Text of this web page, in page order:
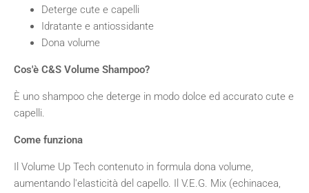
Deterge cute e capelli
Idratante e antiossidante
Dona volume
Cos'è C&S Volume Shampoo?
È uno shampoo che deterge in modo dolce ed accurato cute e
capelli.
Come funziona
Il Volume Up Tech contenuto in formula dona volume,
aumentando l'elasticità del capello. Il V.E.G. Mix (echinacea,